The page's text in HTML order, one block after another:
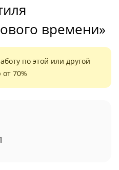
времени»
по этой или другой
70%